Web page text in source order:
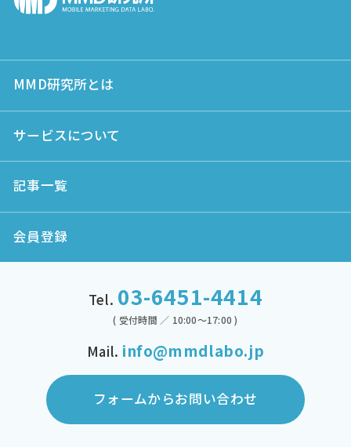
MMD研究所とは
サービスについて
記事一覧
会員登録
Tel. 03-6451-4414
( 受付時間 ／ 10:00～17:00 )
Mail. info@mmdlabo.jp
フォームからお問い合わせ